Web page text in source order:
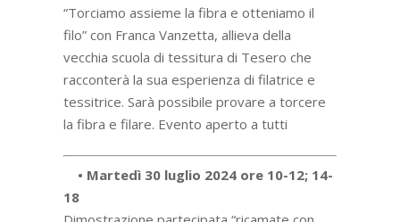
“Torciamo assieme la fibra e otteniamo il
filo” con Franca Vanzetta, allieva della
vecchia scuola di tessitura di Tesero che
racconterà la sua esperienza di filatrice e
tessitrice. Sarà possibile provare a torcere
la fibra e filare. Evento aperto a tutti
• Martedì 30 luglio 2024 ore 10-12; 14-
18